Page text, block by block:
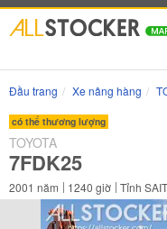
Đầu trang Xe nâng hàng
có thể thương lượng
TOYOTA
7FDK25
2001 năm 1240 giờ Tỉnh